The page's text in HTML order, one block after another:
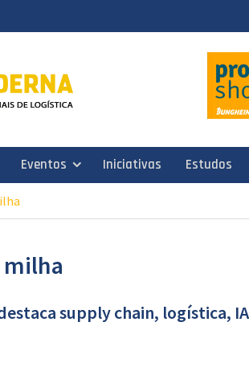
Eventos Iniciativas Estudos
supply chain, logística,